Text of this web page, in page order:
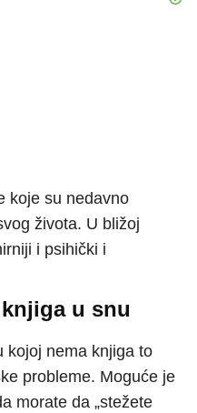
koje su nedavno
života. U bližoj
i psihički i
u snu
kojoj nema knjiga to
probleme. Moguće je
morate da „stežete